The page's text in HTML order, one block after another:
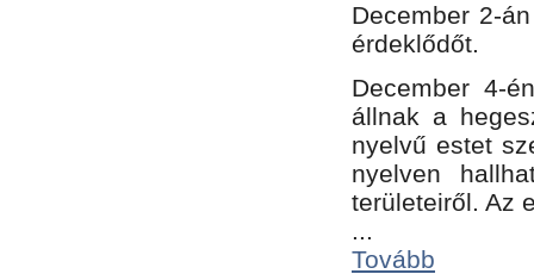
December 2-
érdeklődőt.
December 4-
állnak a
nyelvű estet
nyelven
területeiről. Az
...
Tovább